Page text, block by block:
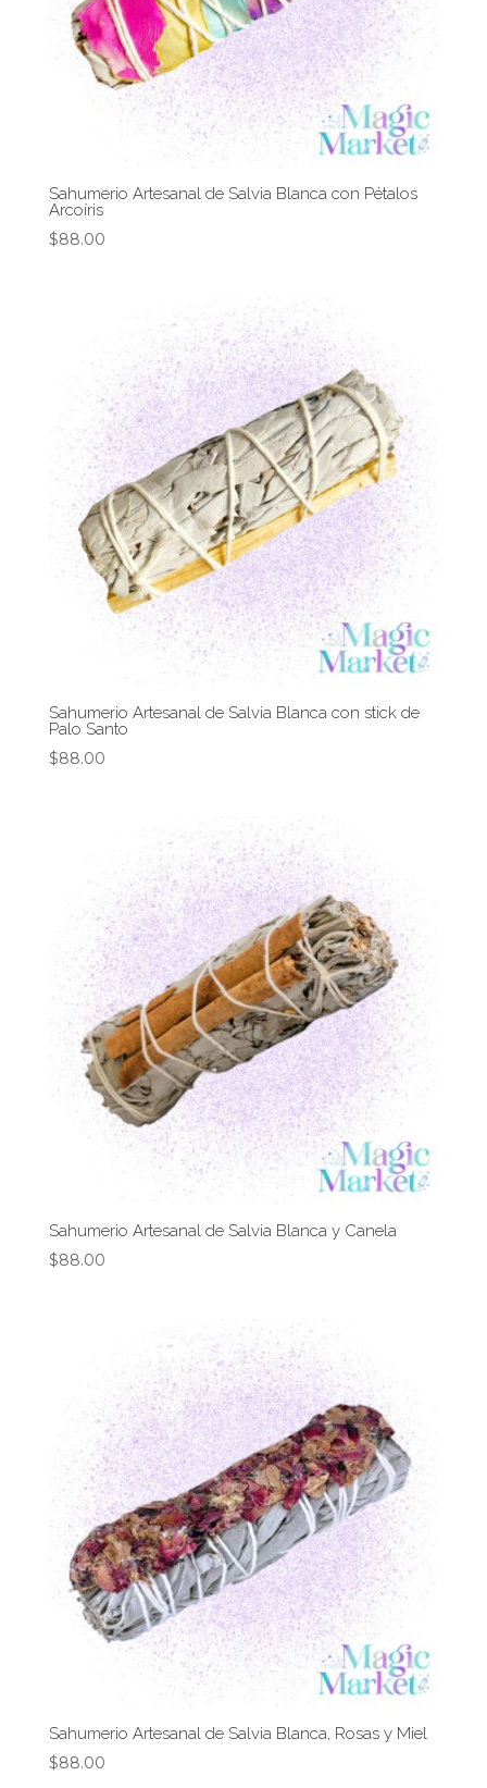
Sahumerio Artesanal de Salvia Blanca con Pétalos
Arcoíris
$88.00
Sahumerio Artesanal de Salvia Blanca con stick de
Palo Santo
$88.00
Sahumerio Artesanal de Salvia Blanca y Canela
$88.00
Sahumerio Artesanal de Salvia Blanca, Rosas y Miel
$88.00